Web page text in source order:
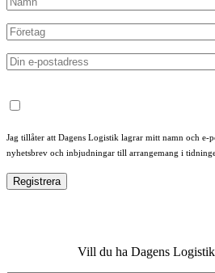
Jag tillåter att Dagens Logistik lagrar mitt namn och e-
nyhetsbrev och inbjudningar till arrangemang i
Vill du ha Dagens